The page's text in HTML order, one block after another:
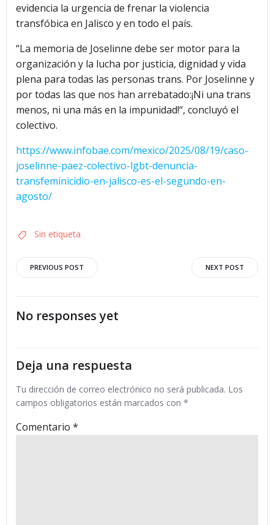
evidencia la urgencia de frenar la violencia
transfóbica en Jalisco y en todo el país.
“La memoria de Joselinne debe ser motor para la
organización y la lucha por justicia, dignidad y vida
plena para todas las personas trans. Por Joselinne y
por todas las que nos han arrebatado:¡Ni una trans
menos, ni una más en la impunidad!“, concluyó el
colectivo.
https://www.infobae.com/mexico/2025/08/19/caso-
joselinne-paez-colectivo-lgbt-denuncia-
transfeminicidio-en-jalisco-es-el-segundo-en-
agosto/
Sin etiqueta
Navegación
por
las
entradas
PREVIOUS POST
Navegación
por
NEXT POST
No responses yet
Deja una respuesta
Tu dirección de correo electrónico no será publicada. Los
campos obligatorios están marcados con *
Comentario *